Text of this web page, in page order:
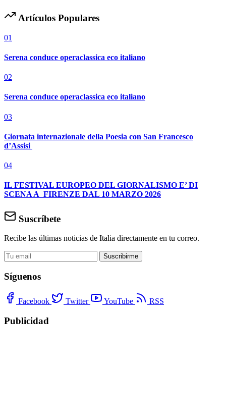
Artículos Populares
01
Serena conduce operaclassica eco italiano
02
Serena conduce operaclassica eco italiano
03
Giornata internazionale della Poesia con San Francesco
d’Assisi
04
IL FESTIVAL EUROPEO DEL GIORNALISMO E’ DI
SCENA A FIRENZE DAL 10 MARZO 2026
Suscríbete
Recibe las últimas noticias de Italia directamente en tu correo.
Suscribirme
Síguenos
Facebook Twitter YouTube RSS
Publicidad